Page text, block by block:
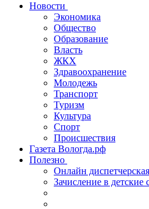
Новости
Экономика
Общество
Образование
Власть
ЖКХ
Здравоохранение
Молодежь
Транспорт
Туризм
Культура
Спорт
Происшествия
Газета Вологда.рф
Полезно
Онлайн
Зачисление в детские